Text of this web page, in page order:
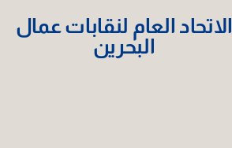
الاتحاد العام لنقابات عمال
البحرين